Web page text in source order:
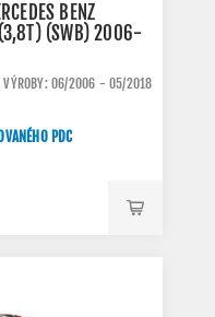
BENZ
(SWB) 2006-
VÝROBY: 06/2006 - 05/2018
PDC